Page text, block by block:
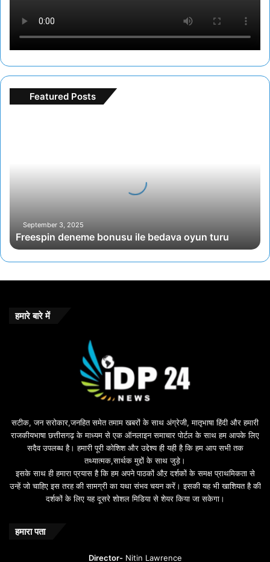
Featured Posts
September 3, 2025
Freespin deneme bonusu ile bedava oyun turu
हमारे बारे में
सटीक, जन सरोकार,जनहित समेत तमाम खबरों के साथ अंग्रेजी, मातृभाषा हिंदी और हमारी
राजकीयभाषा छत्तीसगढ़ के माध्यम से एक ऑनलाइन समाचार पोर्टल के साथ हम आपके लिए
सदैव उपलब्ध है। हमारी पूरी कोशिश और उद्देश्य ही यही है कि हम आप सभी तक
तथ्यात्मक,सार्थक मुद्दों के साथ जुड़े।
इसके साथ ही हमारा प्रयास है कि हम अपने पाठकों औऱ दर्शकों के समक्ष प्राथमिकता से
उन्हें जो चाहिए इस तरह की सामग्री का यथा संभव चयन करें। इसकी यह भी खाशियत है की
दर्शकों के लिए यह दूसरे शोशल मिडिया से शेयर किया जा सकेगा।
हमारा पता
Director-Nitin Lawrence